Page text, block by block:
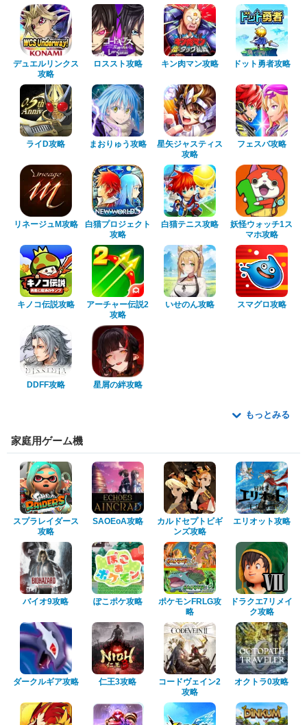
デュエルリンクス
攻略
ロススト攻略 キン肉マン攻略 ドット勇者攻略
ライD攻略 まおりゅう攻略
星矢ジャスティス
攻略
フェスバ攻略
リネージュM攻略
白猫プロジェクト
攻略
白猫テニス攻略
妖怪ウォッチ1ス
マホ攻略
キノコ伝説攻略
アーチャー伝説2
攻略
いせのん攻略 スマグロ攻略
DDFF攻略 星屑の絆攻略
もっとみる
家庭用ゲーム機
スプラレイダース
攻略
SAOEoA攻略
カルドセプトビギ
ンズ攻略
エリオット攻略
バイオ9攻略 ぽこポケ攻略
ポケモンFRLG攻
略
ドラクエ7リメイ
ク攻略
ダークルギア攻略 仁王3攻略
コードヴェイン2
攻略
オクトラ0攻略